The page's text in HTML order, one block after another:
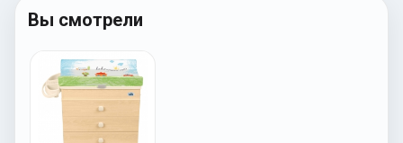
Вы смотрели